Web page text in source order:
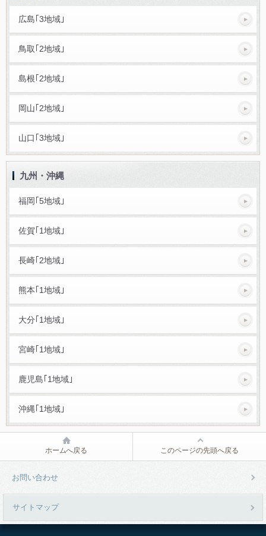
広島｢3地域｣
鳥取｢2地域｣
島根｢2地域｣
岡山｢2地域｣
山口｢3地域｣
九州・沖縄
福岡｢5地域｣
佐賀｢1地域｣
長崎｢2地域｣
熊本｢1地域｣
大分｢1地域｣
宮崎｢1地域｣
鹿児島｢1地域｣
沖縄｢1地域｣
ホームへ戻る このページの先頭へ戻る
お問い合わせ
サイトマップ